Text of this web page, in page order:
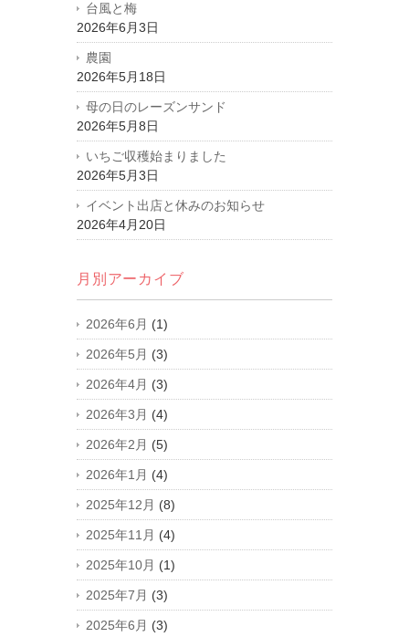
台風と梅
2026年6月3日
農園
2026年5月18日
母の日のレーズンサンド
2026年5月8日
いちご収穫始まりました
2026年5月3日
イベント出店と休みのお知らせ
2026年4月20日
月別アーカイブ
2026年6月 (1)
2026年5月 (3)
2026年4月 (3)
2026年3月 (4)
2026年2月 (5)
2026年1月 (4)
2025年12月 (8)
2025年11月 (4)
2025年10月 (1)
2025年7月 (3)
2025年6月 (3)